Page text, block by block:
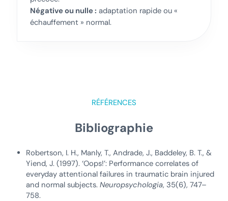
Négative ou nulle : adaptation rapide ou «
échauffement » normal.
RÉFÉRENCES
Bibliographie
Robertson, I. H., Manly, T., Andrade, J., Baddeley, B. T., &
Yiend, J. (1997). ‘Oops!’: Performance correlates of
everyday attentional failures in traumatic brain injured
and normal subjects. Neuropsychologia, 35(6), 747–
758.